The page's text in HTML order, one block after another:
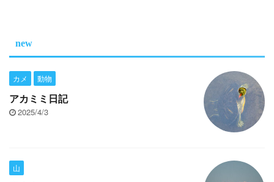
new
カメ
動物
アカミミ日記
2025/4/3
山